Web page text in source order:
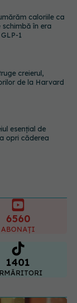
creierul,
de la Harvard
esențial de
opri căderea
și cine trebuie
un rezultat
6560
ABONAȚI
1401